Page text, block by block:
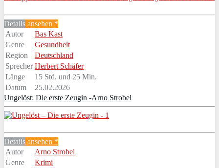
Details ansehen *
Autor
Bas Kast
Genre
Gesundheit
Region
Deutschland
Sprecher Herbert Schäfer
Länge
15 Std. und 25 Min.
Datum
25.02.2026
Ungelöst: Die erste Zeugin -Arno Strobel
Details ansehen *
Autor
Arno Strobel
Genre
Krimi